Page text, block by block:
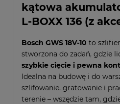
kątowa
L-BOXX 136 (z
Bosch GWS 18V-10 to
stworzona do zadań, gdzie
szybkie cięcie i pewna
Idealna na budowę i do
szlifowanie, gratowanie i
terenie – wszędzie tam,